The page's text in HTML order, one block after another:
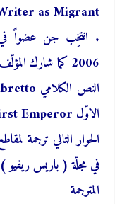
. انتخِب جن عضواً في
الاوّل The First Emperor ) عام 2006.
الحوار التالي ترجمة
في مجلّة ( باريس ريفيو )
المترجمة